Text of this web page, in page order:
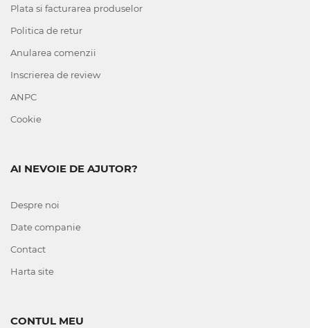
Plata si facturarea produselor
Politica de retur
Anularea comenzii
Inscrierea de review
ANPC
Cookie
AI NEVOIE DE AJUTOR?
Despre noi
Date companie
Contact
Harta site
CONTUL MEU